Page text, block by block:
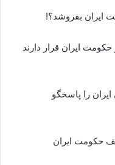
ایران بفروشد؟!
ایران قرار دارند
را پاسخگو
حکومت ایران